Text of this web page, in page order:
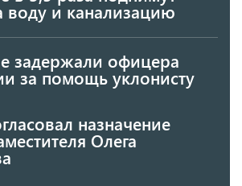
воду и канализацию
задержали офицера
за помощь уклонисту
назначение
Олега